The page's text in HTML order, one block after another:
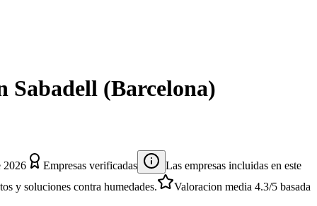
Sabadell (Barcelona)
2026 Empresas verificadas
Las empresas incluidas en este
y soluciones contra humedades.
Valoracion media 4.3/5 basada